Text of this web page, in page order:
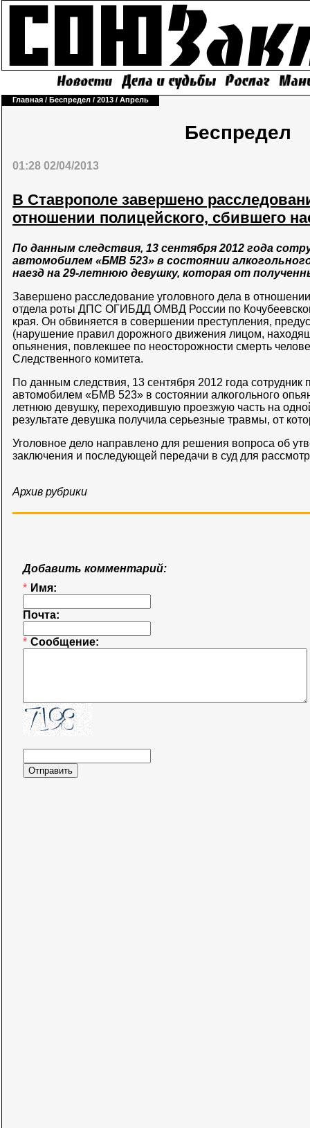
Главная / Беспредел / 2013 / Апрель
Беспредел
01:28 02/04/2013
В Ставрополе завершено
отношении полицейского, сбившего
По данным следствия, 13 сентября 2012 года
автомобилем «БМВ 523» в состоянии
наезд на 29-летнюю девушку, которая от
Завершено расследование уголовного дела в
отдела роты ДПС ОГИБДД ОМВД России по
края. Он обвиняется в совершении преступления,
(нарушение правил дорожного движения лицом,
опьянения, повлекшее по неосторожности смерть
Следственного комитета.
По данным следствия, 13 сентября 2012 года сотрудник
автомобилем «БМВ 523» в состоянии алкогольного
летнюю девушку, переходившую проезжую часть на
результате девушка получила серьезные травмы, от
Уголовное дело направлено для решения вопроса об
заключения и последующей передачи в суд для
Архив рубрики
Добавить комментарий:
* Имя:
Почта:
* Сообщение: